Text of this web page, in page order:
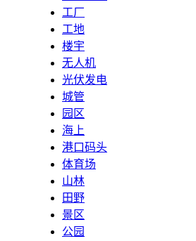
工厂
工地
楼宇
无人机
光伏发电
城管
园区
海上
港口码头
体育场
山林
田野
景区
公园